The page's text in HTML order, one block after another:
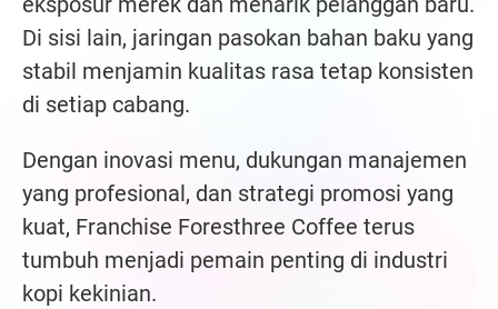
Di sisi lain, jaringan pasokan bahan baku yang
stabil menjamin kualitas rasa tetap konsisten
di setiap cabang.
Dengan inovasi menu, dukungan manajemen
yang profesional, dan strategi promosi yang
kuat, Franchise Foresthree Coffee terus
tumbuh menjadi pemain penting di industri
kopi kekinian.